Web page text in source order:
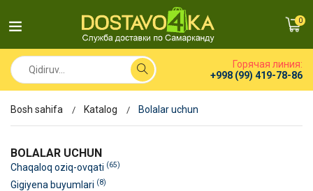
0
Горячая линия:
+998 (99) 419-78-86
Bosh sahifa Katalog Bolalar uchun
BOLALAR UCHUN
Chaqaloq oziq-ovqati (65)
Gigiyena buyumlari (8)